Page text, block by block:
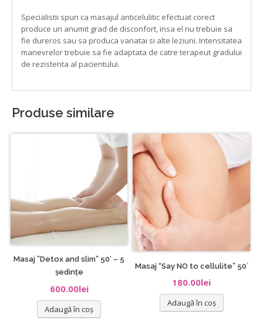
Specialistii spun ca masajul anticelulitic efectuat corect
produce un anumit grad de disconfort, insa el nu trebuie sa
fie dureros sau sa produca vanatai si alte leziuni. Intensitatea
manevrelor trebuie sa fie adaptata de catre terapeut gradului
de rezistenta al pacientului.
Produse similare
Masaj ”Detox and slim” 50′ – 5
ședințe
600.00lei
Adaugă în coș
Masaj “Say NO to cellulite” 50`
180.00lei
Adaugă în coș